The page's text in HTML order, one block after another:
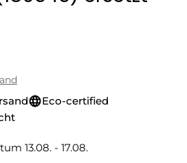
Eco-certified
13.08. - 17.08.